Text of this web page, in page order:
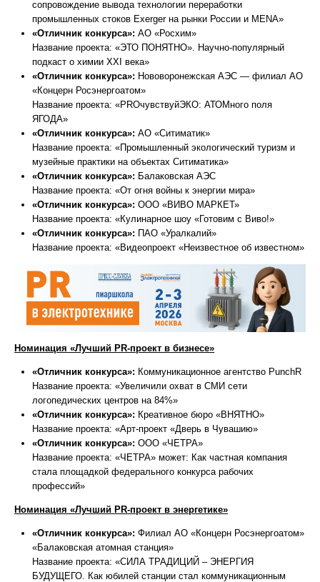
сопровождение вывода технологии переработки
промышленных стоков Exerger на рынки России и MENA»
«Отличник конкурса»: АО «Росхим»
Название проекта: «ЭТО ПОНЯТНО». Научно-популярный
подкаст о химии XXI века»
«Отличник конкурса»: Нововоронежская АЭС — филиал АО
«Концерн Росэнергоатом»
Название проекта: «PROчувствуйЭКО: АТОМного поля
ЯГОДА»
«Отличник конкурса»: АО «Ситиматик»
Название проекта: «Промышленный экологический туризм и
музейные практики на объектах Ситиматика»
«Отличник конкурса»: Балаковская АЭС
Название проекта: «От огня войны к энергии мира»
«Отличник конкурса»: ООО «ВИВО МАРКЕТ»
Название проекта: «Кулинарное шоу «Готовим с Виво!»
«Отличник конкурса»: ПАО «Уралкалий»
Название проекта: «Видеопроект «Неизвестное об известном»
Номинация «Лучший PR-проект в бизнесе»
«Отличник конкурса»: Коммуникационное агентство PunchR
Название проекта: «Увеличили охват в СМИ сети
логопедических центров на 84%»
«Отличник конкурса»: Креативное бюро «ВНЯТНО»
Название проекта: «Арт-проект «Дверь в Чувашию»
«Отличник конкурса»: ООО «ЧЕТРА»
Название проекта: «ЧЕТРА» может: Как частная компания
стала площадкой федерального конкурса рабочих
профессий»
Номинация «Лучший PR-проект в энергетике»
«Отличник конкурса»: Филиал АО «Концерн Росэнергоатом»
«Балаковская атомная станция»
Название проекта: «СИЛА ТРАДИЦИЙ – ЭНЕРГИЯ
БУДУЩЕГО. Как юбилей станции стал коммуникационным